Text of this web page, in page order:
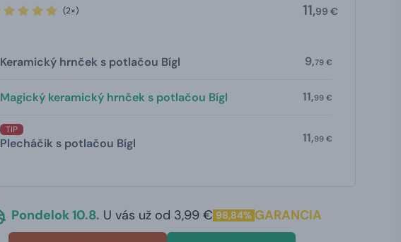
(2×) 11,99 €
Keramický hrnček s potlačou Bígl 9,79 €
Magický keramický hrnček s potlačou Bígl 11,99 €
TIP
Plecháčik s potlačou Bígl 11,99 €
Pondelok 10.8. U vás už od 3,99 € 98,84% GARANCIA